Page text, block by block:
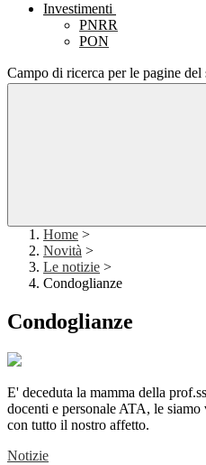
Investimenti
PNRR
PON
Campo di ricerca per le pagine del
Home >
Novità >
Le notizie >
Condoglianze
Condoglianze
E' deceduta la mamma della
docenti e personale ATA, le
con tutto il nostro affetto.
Notizie